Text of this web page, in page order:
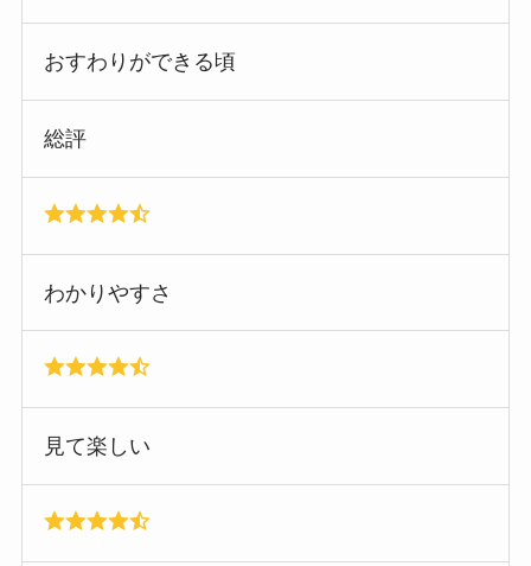
おすわりができる頃
総評
わかりやすさ
見て楽しい